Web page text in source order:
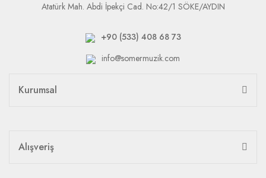
Atatürk Mah. Abdi İpekçi Cad. No:42/1 SÖKE/AYDIN
+90 (533) 408 68 73
info@somermuzik.com
Kurumsal
Alışveriş